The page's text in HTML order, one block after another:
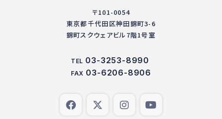
〒101-0054
東京都千代田区神田錦町3-6
錦町スクウェアビル7階1号室
TEL 03-3253-8990
FAX 03-6206-8906